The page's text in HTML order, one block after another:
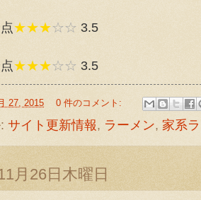
★★★☆☆ 3.5
★★★☆☆ 3.5
27, 2015 0 件のコメント:
サイト更新情報, ラーメン, 家系
月26日木曜日